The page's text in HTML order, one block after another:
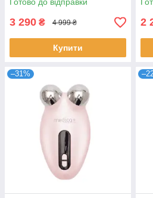
3 290 ₴ 4 999 ₴
Купити
2
–31%